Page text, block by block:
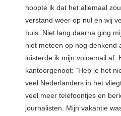
hoopte ik dat het allemaal
verstand weer op nul en wij
huis. Niet lang daarna ging
niet meteen op nog denkend
luisterde ik mijn voicemail af.
kantoorgenoot: “Heb je het
veel Nederlanders in het
veel meer telefoontjes en
journalisten. Mijn vakantie